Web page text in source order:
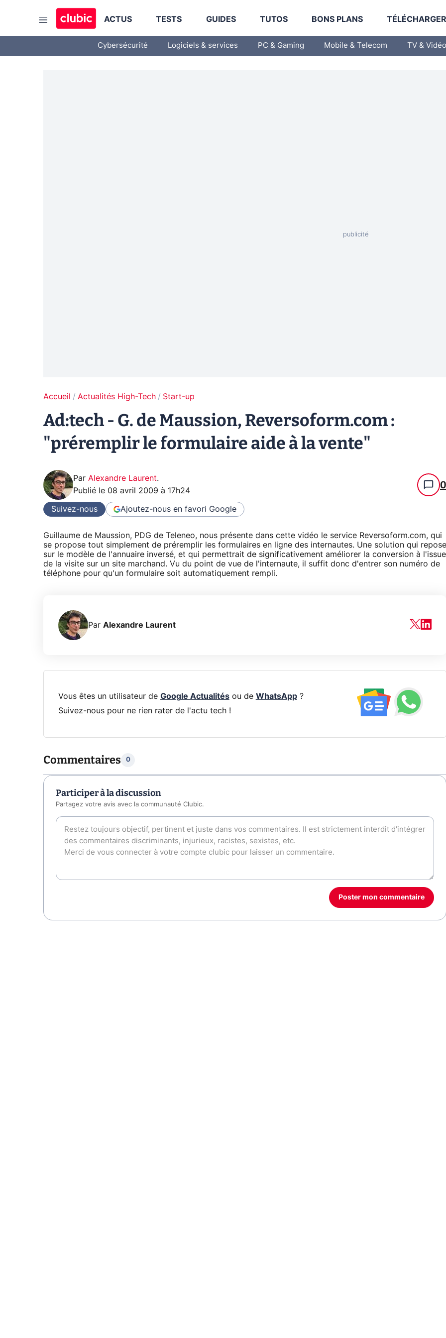
ACTUS TESTS GUIDES TUTOS BONS PLANS
Cybersécurité Logiciels & services PC & Gaming Mobile & Telecom TV & Vidéo
Accueil Actualités High-Tech Start-up
Ad:tech - G. de Maussion, Reversoform.com :
"préremplir le formulaire aide à la vente"
Par Alexandre Laurent.
Publié le 08 avril 2009 à 17h24 0
Suivez-nous Ajoutez-nous en favori Google
Guillaume de Maussion, PDG de Teleneo, nous présente dans cette vidéo le service Reversoform.com, qui
se propose tout simplement de préremplir les formulaires en ligne des internautes. Une solution qui repose
sur le modèle de l'annuaire inversé, et qui permettrait de significativement améliorer la conversion à l'issue
de la visite sur un site marchand. Vu du point de vue de l'internaute, il suffit donc d'entrer son numéro de
téléphone pour qu'un formulaire soit automatiquement rempli.
Par Alexandre Laurent
Vous êtes un utilisateur de Google Actualitésou de WhatsApp?
Suivez-nous pour ne rien rater de l'actu tech !
Commentaires 0
Participer à la discussion
Partagez votre avis avec la communauté Clubic.
Poster mon commentaire